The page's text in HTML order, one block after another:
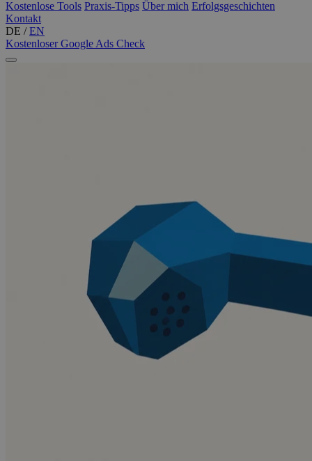
Kostenlose Tools Praxis-Tipps Über mich Erfolgsgeschichten
Kontakt
DE / EN
Kostenloser Google Ads Check